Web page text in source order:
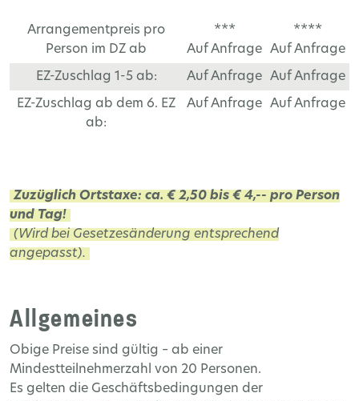
Arrangementpreis pro
Person im DZ ab
***
Auf Anfrage
****
Auf Anfrage
EZ-Zuschlag 1-5 ab: Auf Anfrage Auf Anfrage
EZ-Zuschlag ab dem 6. EZ
ab:
Auf Anfrage Auf Anfrage
Zuzüglich Ortstaxe: ca. € 2,50 bis € 4,-- pro Person
und Tag!
(Wird bei Gesetzesänderung entsprechend
angepasst).
Allgemeines
Obige Preise sind gültig – ab einer
Mindestteilnehmerzahl von 20 Personen.
Es gelten die Geschäftsbedingungen der